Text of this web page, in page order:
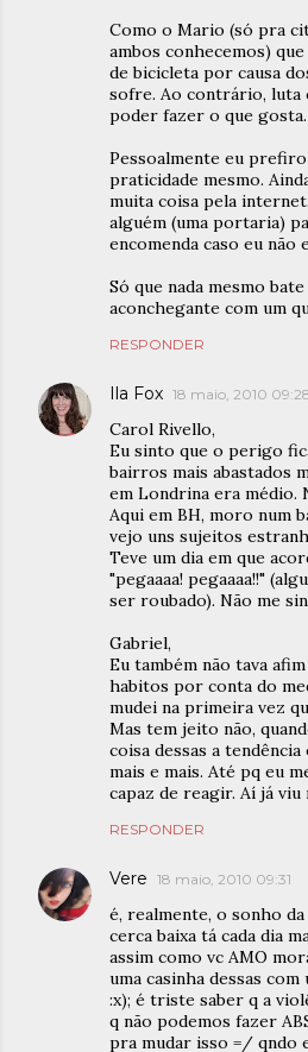
Como o Mario (só pra
ambos conhecemos)
de bicicleta por causa
sofre. Ao contrário, luta
poder fazer o que gosta.
Pessoalmente eu
praticidade mesmo.
muita coisa pela
alguém (uma portaria)
encomenda caso eu não
Só que nada mesmo
aconchegante com um
RESPONDER
Ila Fox 18 maio, 2010
Carol Rivello,
Eu sinto que o perigo
bairros mais abastados
em Londrina era médio.
Aqui em BH, moro num
vejo uns sujeitos
Teve um dia em que
"pegaaaa! pegaaaa!!"
ser roubado). Não me
Gabriel,
Eu também não tava
habitos por conta do
mudei na primeira vez
Mas tem jeito não,
coisa dessas a
mais e mais. Até pq eu
capaz de reagir. Aí já
RESPONDER
Vere 18 maio, 2010 09:31
é, realmente, o sonho
cerca baixa tá cada dia
assim como vc AMO
uma casinha dessas
:x); é triste saber q a
q não podemos fazer
pra mudar isso =/ qndo